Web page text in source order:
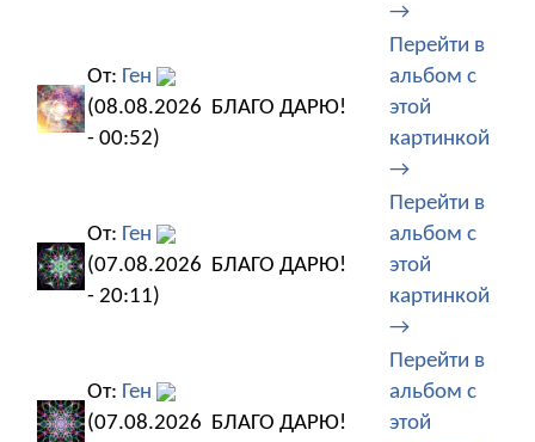
→
От: Ген
(08.08.2026
- 00:52)
БЛАГО ДАРЮ!
Перейти в
альбом с
этой
картинкой
→
От: Ген
(07.08.2026
- 20:11)
БЛАГО ДАРЮ!
Перейти в
альбом с
этой
картинкой
→
От: Ген
(07.08.2026 БЛАГО ДАРЮ!
Перейти в
альбом с
этой